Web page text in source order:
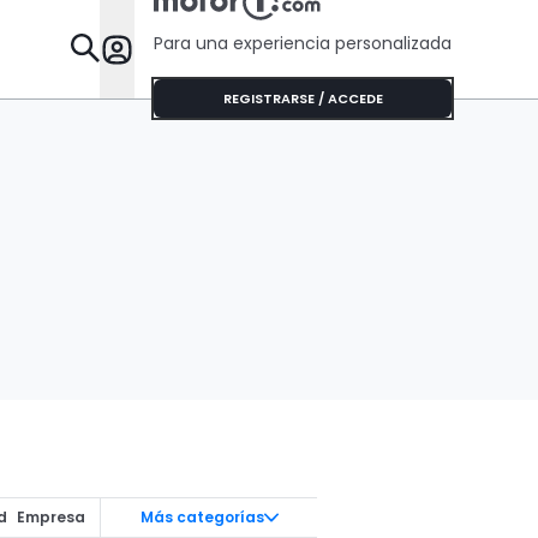
Para una experiencia personalizada
REGISTRARSE / ACCEDE
Más categorías
Empresa